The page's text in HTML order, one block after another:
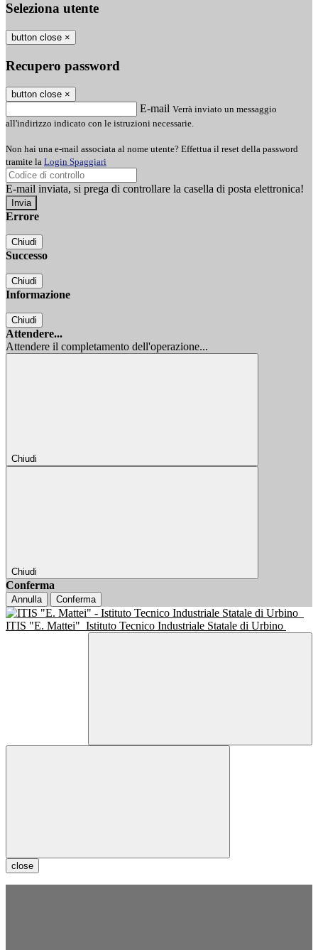
Seleziona utente
button close ×
Recupero password
button close ×
E-mail Verrà inviato un messaggio
all'indirizzo indicato con le istruzioni necessarie.
Non hai una e-mail associata al nome utente? Effettua il reset della password
tramite la Login Spaggiari
E-mail inviata, si prega di controllare la casella di posta elettronica!
Errore
Chiudi
Successo
Chiudi
Informazione
Chiudi
Attendere...
Attendere il completamento dell'operazione...
Chiudi
Chiudi
Conferma
Annulla Conferma
ITIS "E. Mattei" Istituto Tecnico Industriale Statale di Urbino
close